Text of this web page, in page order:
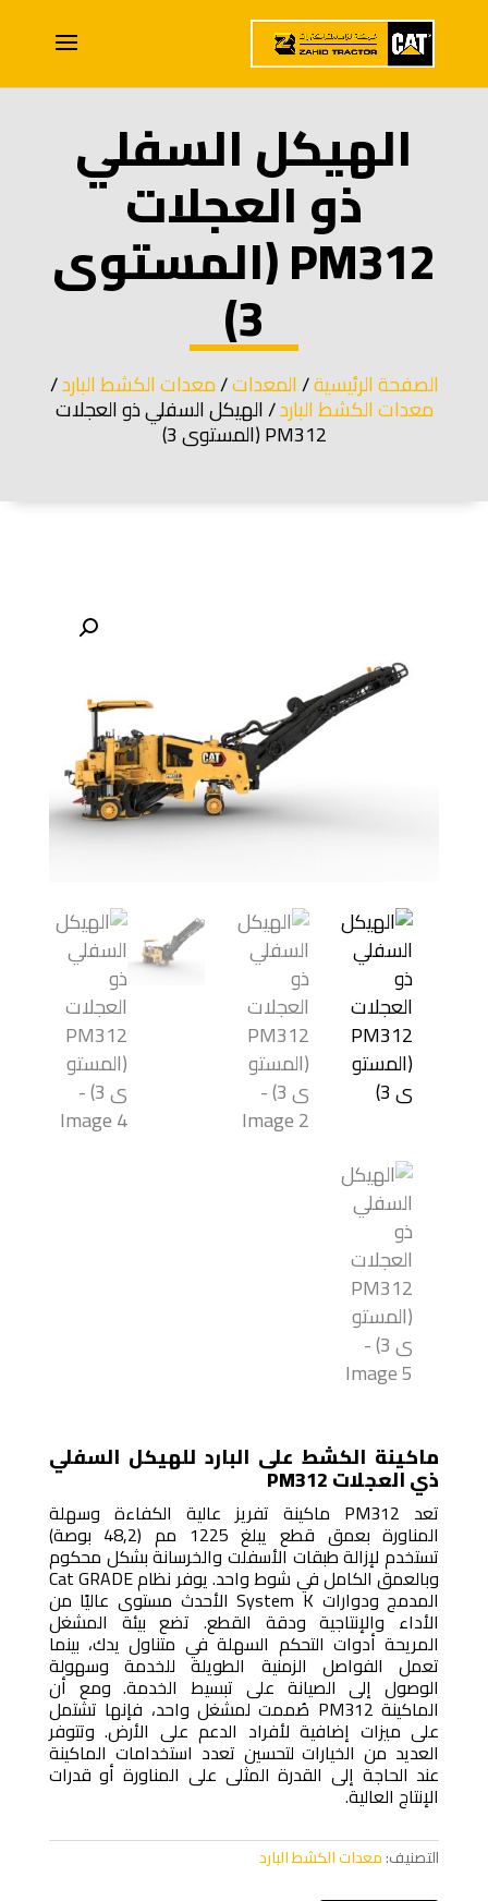
الهيكل السفلي
ذو العجلات
PM312 (المستوى
3)
الصفحة الرئيسية/المعدات/معدات الكشط البارد/
معدات الكشط البارد/ الهيكل السفلي ذو العجلات
PM312 (المستوى 3)
ماكينة الكشط على البارد للهيكل السفلي
ذي العجلات PM312
تعد PM312 ماكينة تفريز عالية الكفاءة وسهلة
المناورة بعمق قطع يبلغ 1225 مم (48,2 بوصة)
تستخدم لإزالة طبقات الأسفلت والخرسانة بشكل محكوم
وبالعمق الكامل في شوط واحد. يوفر نظام Cat GRADE
المدمج ودوارات System K الأحدث مستوى عاليًا من
الأداء والإنتاجية ودقة القطع. تضع بيئة المشغل
المريحة أدوات التحكم السهلة في متناول يدك، بينما
تعمل الفواصل الزمنية الطويلة للخدمة وسهولة
الوصول إلى الصيانة على تبسيط الخدمة. ومع أن
الماكينة PM312 صُممت لمشغل واحد، فإنها تشتمل
على ميزات إضافية لأفراد الدعم على الأرض. وتتوفر
العديد من الخيارات لتحسين تعدد استخدامات الماكينة
عند الحاجة إلى القدرة المثلى على المناورة أو قدرات
الإنتاج العالية.
التصنيف:معدات الكشط البارد